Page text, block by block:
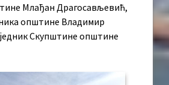
Млађан Драгосављевић,
општине Владимир
Скупштине општине